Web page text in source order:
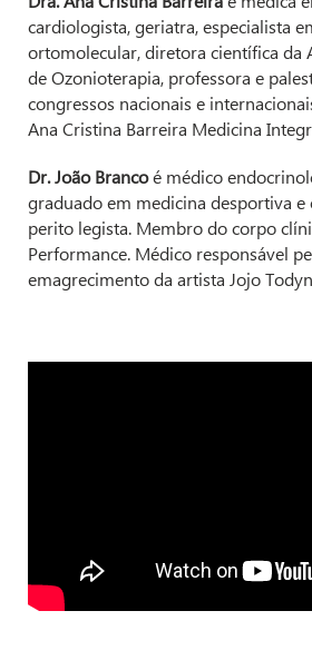
cardiologista, geriatra, especialista
ortomolecular, diretora científica da
de Ozonioterapia, professora e
congressos nacionais e
Ana Cristina Barreira Medicina
Dr. João Brancoé médico
graduado em medicina desportiva
perito legista. Membro do corpo
Performance. Médico responsável
emagrecimento da artista Jojo